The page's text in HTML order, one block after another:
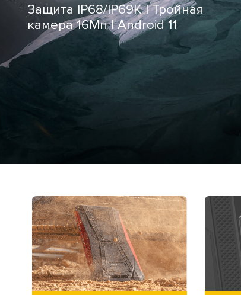
Защита IP68/IP69K | Тройная
камера 16Мп | Android 11